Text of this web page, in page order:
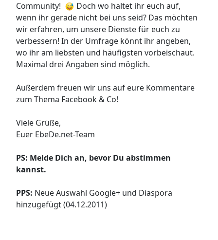
Community!
Doch wo haltet ihr euch auf,
wenn ihr gerade nicht bei uns seid? Das möchten
wir erfahren, um unsere Dienste für euch zu
verbessern! In der Umfrage könnt ihr angeben,
wo ihr am liebsten und häufigsten vorbeischaut.
Maximal drei Angaben sind möglich.
Außerdem freuen wir uns auf eure Kommentare
zum Thema Facebook & Co!
Viele Grüße,
Euer EbeDe.net-Team
PS: Melde Dich an, bevor Du abstimmen
kannst.
PPS: Neue Auswahl Google+ und Diaspora
hinzugefügt (04.12.2011)